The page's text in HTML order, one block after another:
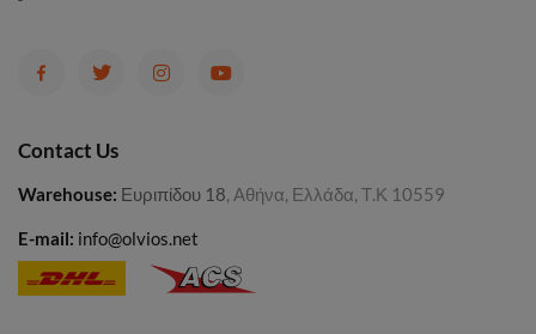
Contact Us
Warehouse: Ευριπίδου 18, Αθήνα, Ελλάδα, Τ.Κ 10559
E-mail: info@olvios.net